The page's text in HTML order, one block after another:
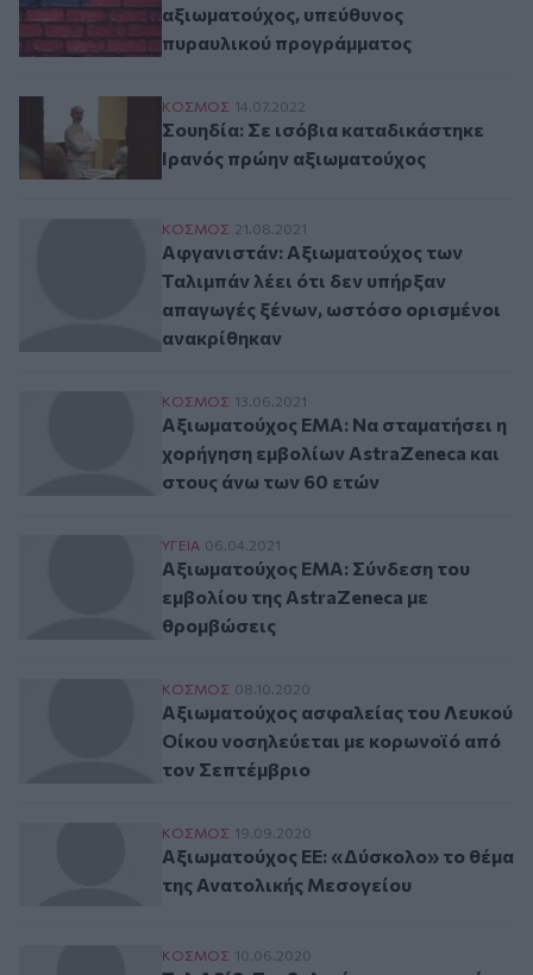
αξιωματούχος, υπεύθυνος
πυραυλικού προγράμματος
Σουηδία: Σε ισόβια καταδικάστηκε
ΚΟΣΜΟΣ 14.07.2022
Σουηδία: Σε ισόβια καταδικάστηκε
Ιρανός πρώην αξιωματούχος
Αφγανιστάν: Αξιωματούχος των
ΚΟΣΜΟΣ 21.08.2021
Αφγανιστάν: Αξιωματούχος των
Ταλιμπάν λέει ότι δεν υπήρξαν
απαγωγές ξένων, ωστόσο ορισμένοι
ανακρίθηκαν
Αξιωματούχος EMA: Nα σταματήσει η
ΚΟΣΜΟΣ 13.06.2021
Αξιωματούχος EMA: Nα σταματήσει η
χορήγηση εμβολίων AstraZeneca και
στους άνω των 60 ετών
Αξιωματούχος EMA: Σύνδεση του
ΥΓΕΙΑ 06.04.2021
Αξιωματούχος EMA: Σύνδεση του
εμβολίου της AstraZeneca με
θρομβώσεις
Αξιωματούχος ασφαλείας του Λευκού
ΚΟΣΜΟΣ 08.10.2020
Αξιωματούχος ασφαλείας του Λευκού
Οίκου νοσηλεύεται με κορωνοϊό από
τον Σεπτέμβριο
Αξιωματούχος ΕΕ: «Δύσκολο» το θέμα
ΚΟΣΜΟΣ 19.09.2020
Αξιωματούχος ΕΕ: «Δύσκολο» το θέμα
της Ανατολικής Μεσογείου
Τελ Αβίβ: Συμβολική και σημαντική η
ΚΟΣΜΟΣ 10.06.2020